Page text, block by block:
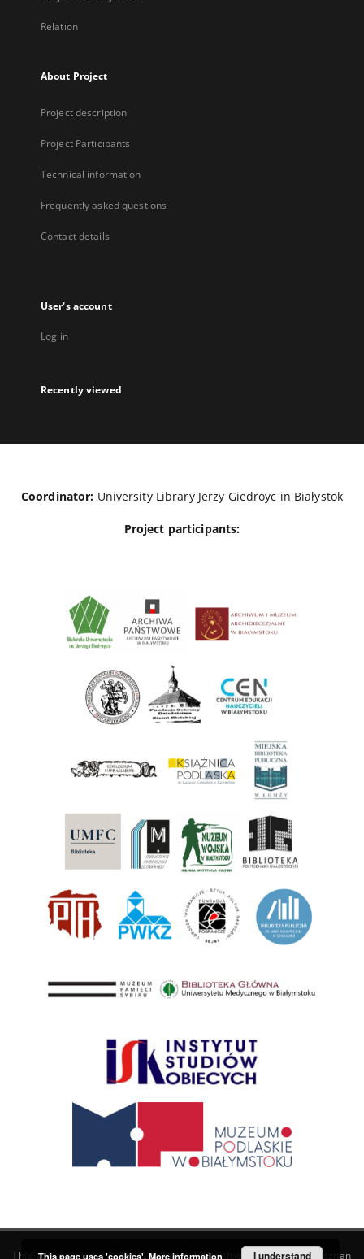
Relation
About Project
Project description
Project Participants
Technical information
Frequently asked questions
Contact details
User's account
Log in
Recently viewed
Coordinator: University Library Jerzy Giedroyc in Białystok
Project participants:
This service runs onDInGO dLibra 6.3.21software created by Poznan
This page uses 'cookies'. More information I understand